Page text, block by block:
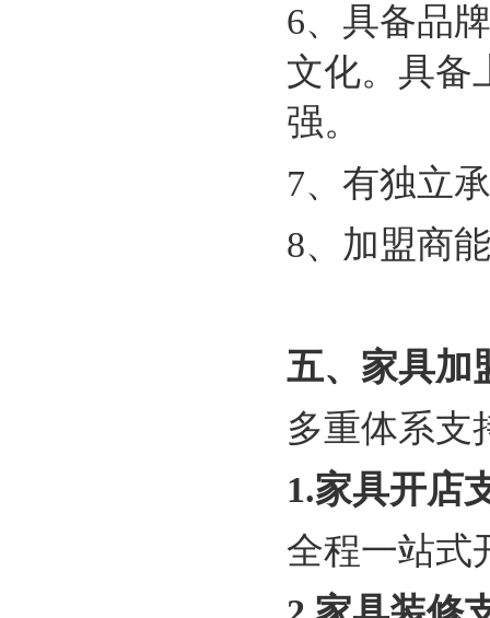
6、具备品
文化。具备
强。
7、有独立
8、加盟商
五、家具加
多重体系支
1.家具开店
全程一站式